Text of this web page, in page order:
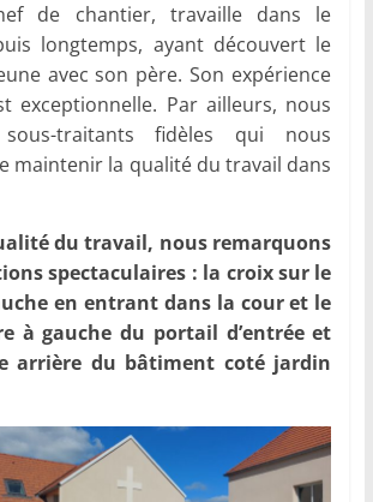
de chantier, travaille dans le
longtemps, ayant découvert le
avec son père. Son expérience
exceptionnelle. Par ailleurs, nous
traitants fidèles qui nous
maintenir la qualité du travail dans
du travail, nous remarquons
spectaculaires : la croix sur le
en entrant dans la cour et le
à gauche du portail d’entrée et
arrière du bâtiment coté jardin